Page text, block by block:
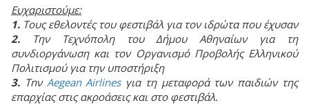
Ευχαριστούμε:
1. Τους εθελοντές του φεστιβάλ για τον ιδρώτα που έχυσαν
2. Την Τεχνόπολη του Δήμου Αθηναίων για τη
συνδιοργάνωση και τον Οργανισμό Προβολής Ελληνικού
Πολιτισμού για την υποστήριξη
3. Τnν Aegean Airlinesγια τη μεταφορά των παιδιών της
επαρχίας στις ακροάσεις και στο φεστιβάλ.